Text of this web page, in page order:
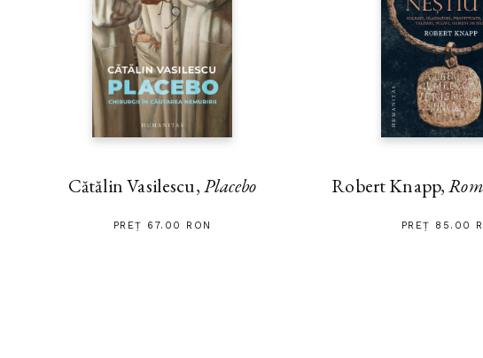
Cătălin Vasilescu,Placebo
PREȚ 67.00 RON
Robert Knapp,
PREȚ 85.00